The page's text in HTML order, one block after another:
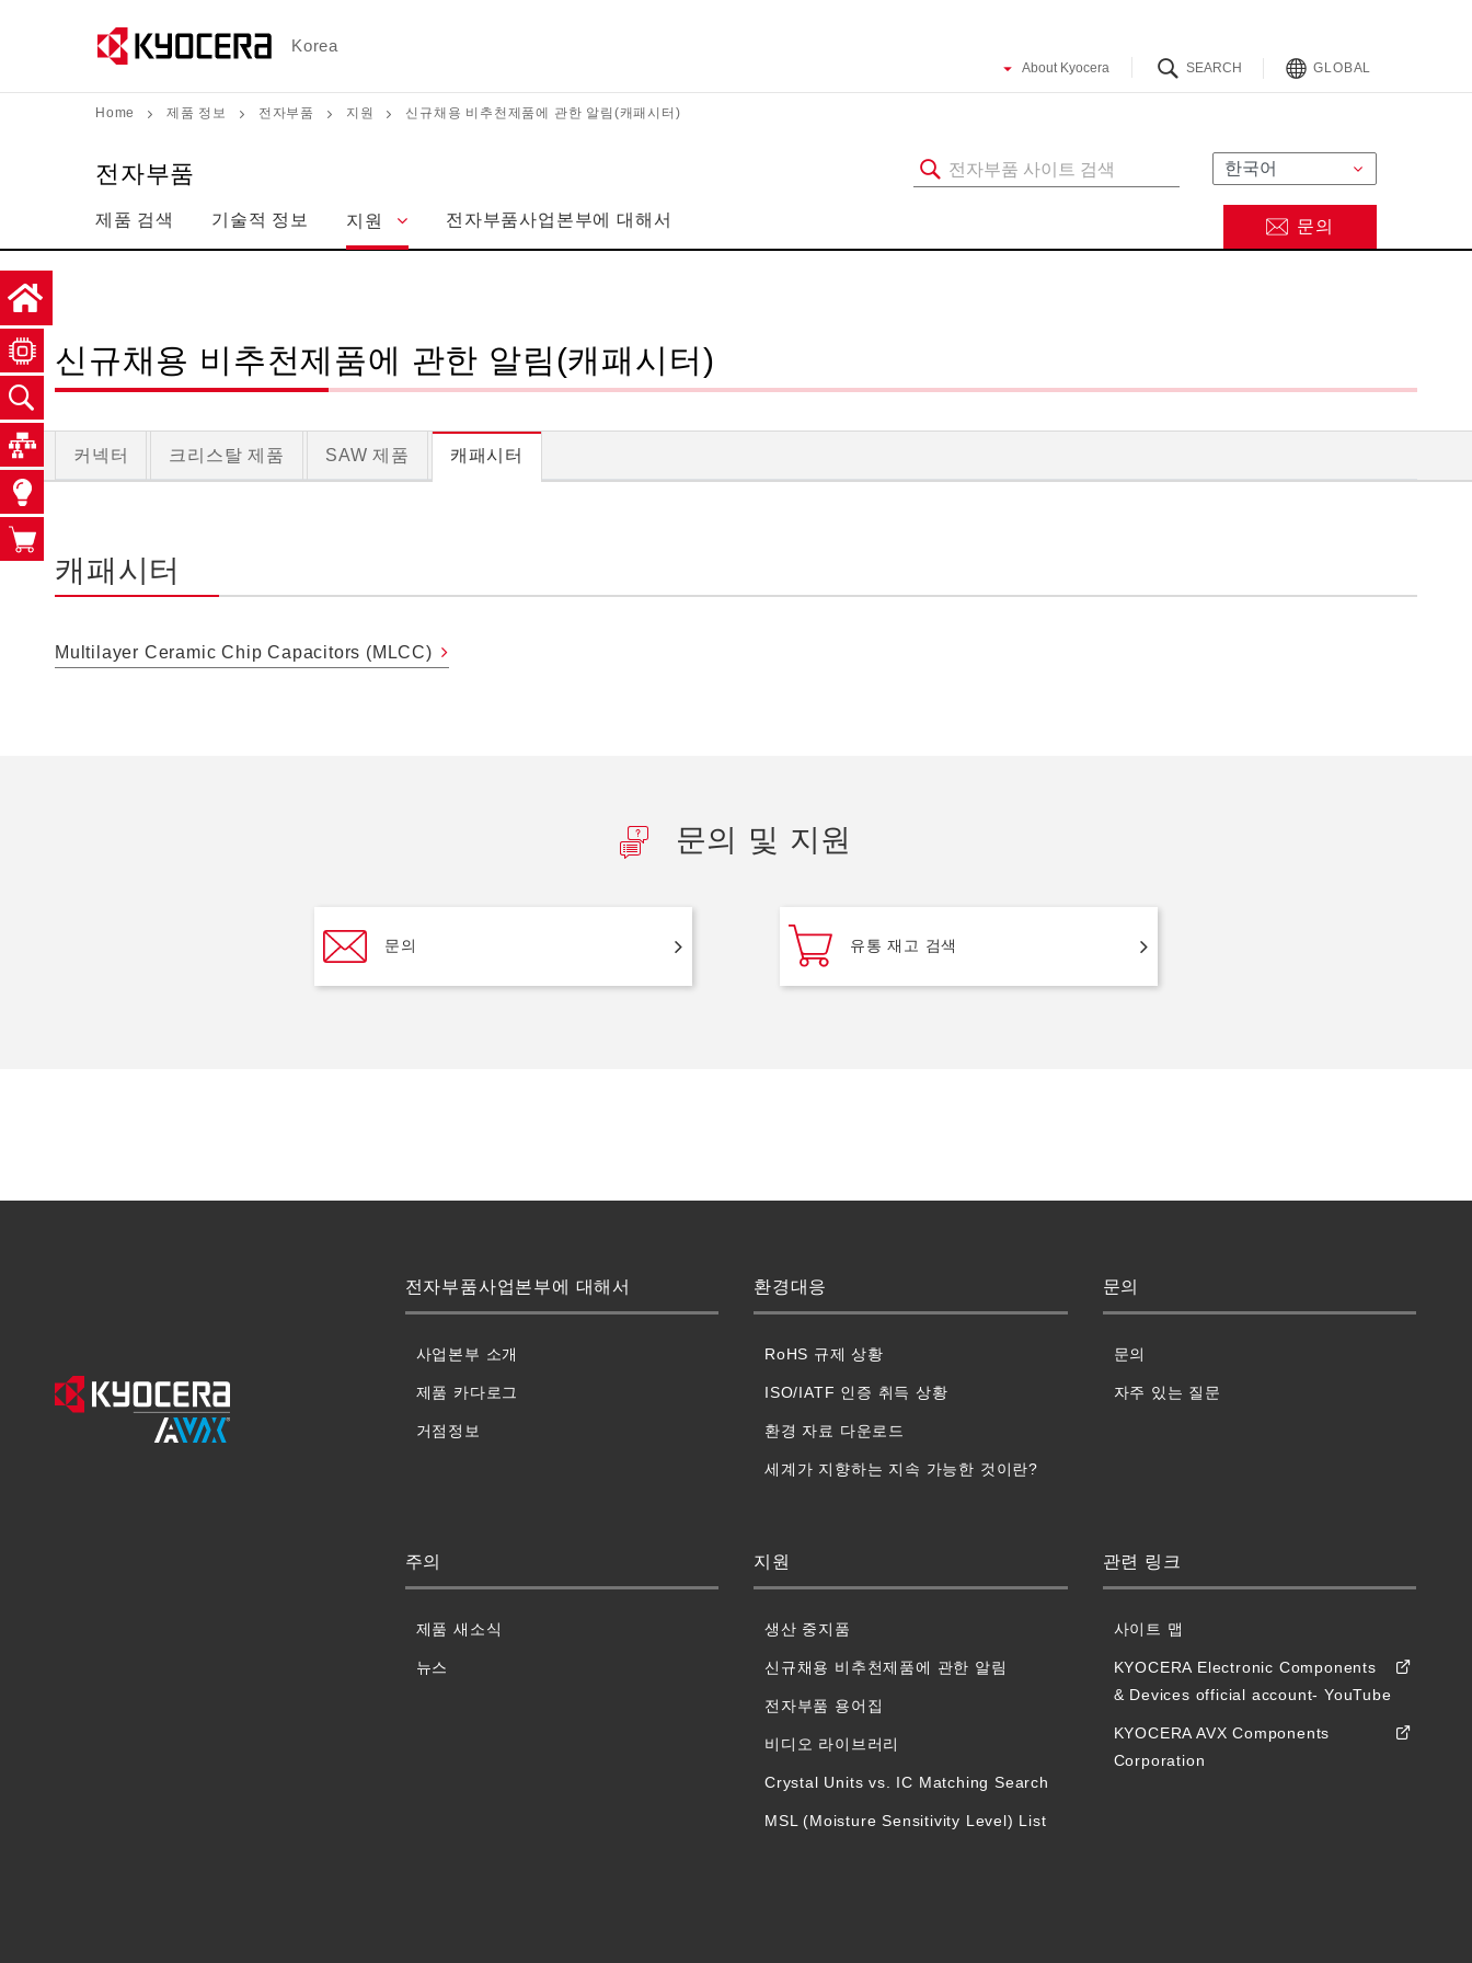
移
動
Korea
GLOBAL
Home 제품 정보 전자부품 지원 신규채용 비추천제품에 관한 알림(캐패시터)
전자부품
제품 검색 기술적 정보 지원 전자부품사업본부에 대해서 문의
신규채용 비추천제품에 관한 알림(캐패시터)
커넥터 크리스탈 제품 SAW 제품 캐패시터
캐패시터
Multilayer Ceramic Chip Capacitors (MLCC)
문의 및 지원
문의 유통 재고 검색
전자부품사업본부에 대해서
사업본부 소개
제품 카다로그
거점정보
환경대응
RoHS 규제 상황
ISO/IATF 인증 취득 상황
환경 자료 다운로드
세계가 지향하는 지속 가능한 것이란?
문의
문의
자주 있는 질문
주의
제품 새소식
뉴스
지원
생산 중지품
신규채용 비추천제품에 관한 알림
전자부품 용어집
비디오 라이브러리
Crystal Units vs. IC Matching Search
MSL (Moisture Sensitivity Level) List
관련 링크
사이트 맵
KYOCERA Electronic Components
& Devices official account- YouTube
KYOCERA AVX Components
Corporation